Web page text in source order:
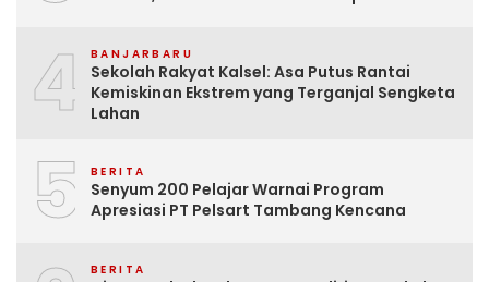
4 BANJARBARU
Sekolah Rakyat Kalsel: Asa Putus Rantai
Kemiskinan Ekstrem yang Terganjal Sengketa
Lahan
5 BERITA
Senyum 200 Pelajar Warnai Program
Apresiasi PT Pelsart Tambang Kencana
BERITA